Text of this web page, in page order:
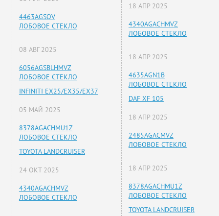
4463AGSOV
ЛОБОВОЕ СТЕКЛО
08 АВГ 2025
6056AGSBLHMVZ
ЛОБОВОЕ СТЕКЛО
INFINITI EX25/EX35/EX37
05 МАЙ 2025
8378AGACHMU1Z
ЛОБОВОЕ СТЕКЛО
TOYOTA LANDCRUISER
24 ОКТ 2025
4340AGACHMVZ
ЛОБОВОЕ СТЕКЛО
18 АПР 2025
4340AGACHMVZ
ЛОБОВОЕ СТЕКЛО
18 АПР 2025
4635AGN1B
ЛОБОВОЕ СТЕКЛО
DAF XF 105
18 АПР 2025
2485AGACMVZ
ЛОБОВОЕ СТЕКЛО
18 АПР 2025
8378AGACHMU1Z
ЛОБОВОЕ СТЕКЛО
TOYOTA LANDCRUISER